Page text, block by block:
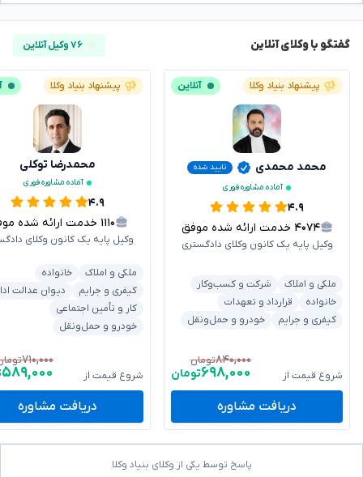
گفتگو با وکلای آنلاین ۷۶ وکیل آنلاین
پیشنهاد بنیاد وکلا آنلاین
محمد محمدی
تایید شده
آماده مشاوره فوری
۴.۹
۴۰۷۴ خدمت ارائه شده موفق
وکیل پایه یک کانون وکلای دادگستری
ملکی و املاک
شرکت و کسب‌وکار
خانواده
قرارداد و تعهدات
کیفری و جرایم
خودرو و حمل‌ونقل
شروع قیمت از
۸۴۰,۰۰۰تومان
۶۹۸,۰۰۰تومان
دریافت مشاوره
پیشنهاد بنیاد وکلا
محمدرضا توکلی
آماده مشاوره فوری
۴.۹
۱۱۱۰ خدمت ارائه شده موفق
وکیل پایه یک کانون وکلای
ملکی و املاک
خانواده
کیفری و جرایم
دیوان عدالت
کار و تأمین اجتماعی
خودرو و حمل‌ونقل
شروع قیمت از
۷۱۰,۰۰۰
۵۸۹,۰۰۰
دریافت مشاوره
پاسخ توسط یکی از وکلای بنیاد وکلا